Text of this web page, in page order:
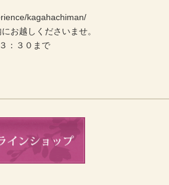
kagahachiman/
お越しくださいませ。
：３０まで